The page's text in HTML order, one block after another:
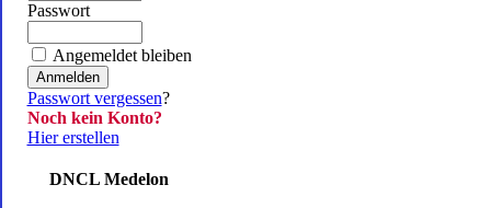
Passwort
Angemeldet bleiben
Passwort vergessen?
Noch kein Konto?
Hier erstellen
DNCL Medelon